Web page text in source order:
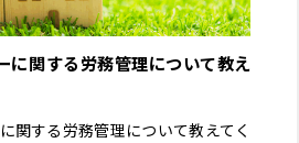
に関する労務管理について教え
関する労務管理について教えてく